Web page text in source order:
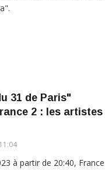
31 de Paris"
2 : les artistes
à partir de 20:40, France